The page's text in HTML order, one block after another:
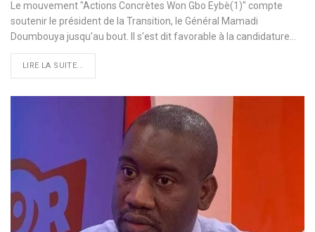
Le mouvement "Actions Concrètes Won Gbo Eybè(1)" compte
soutenir le président de la Transition, le Général Mamadi
Doumbouya jusqu'au bout. Il s’est dit favorable à la candidature…
LIRE LA SUITE...